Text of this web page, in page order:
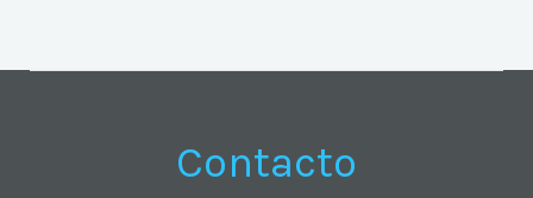
Contacto